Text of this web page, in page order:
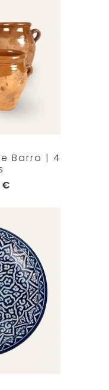
Barro | 4
€